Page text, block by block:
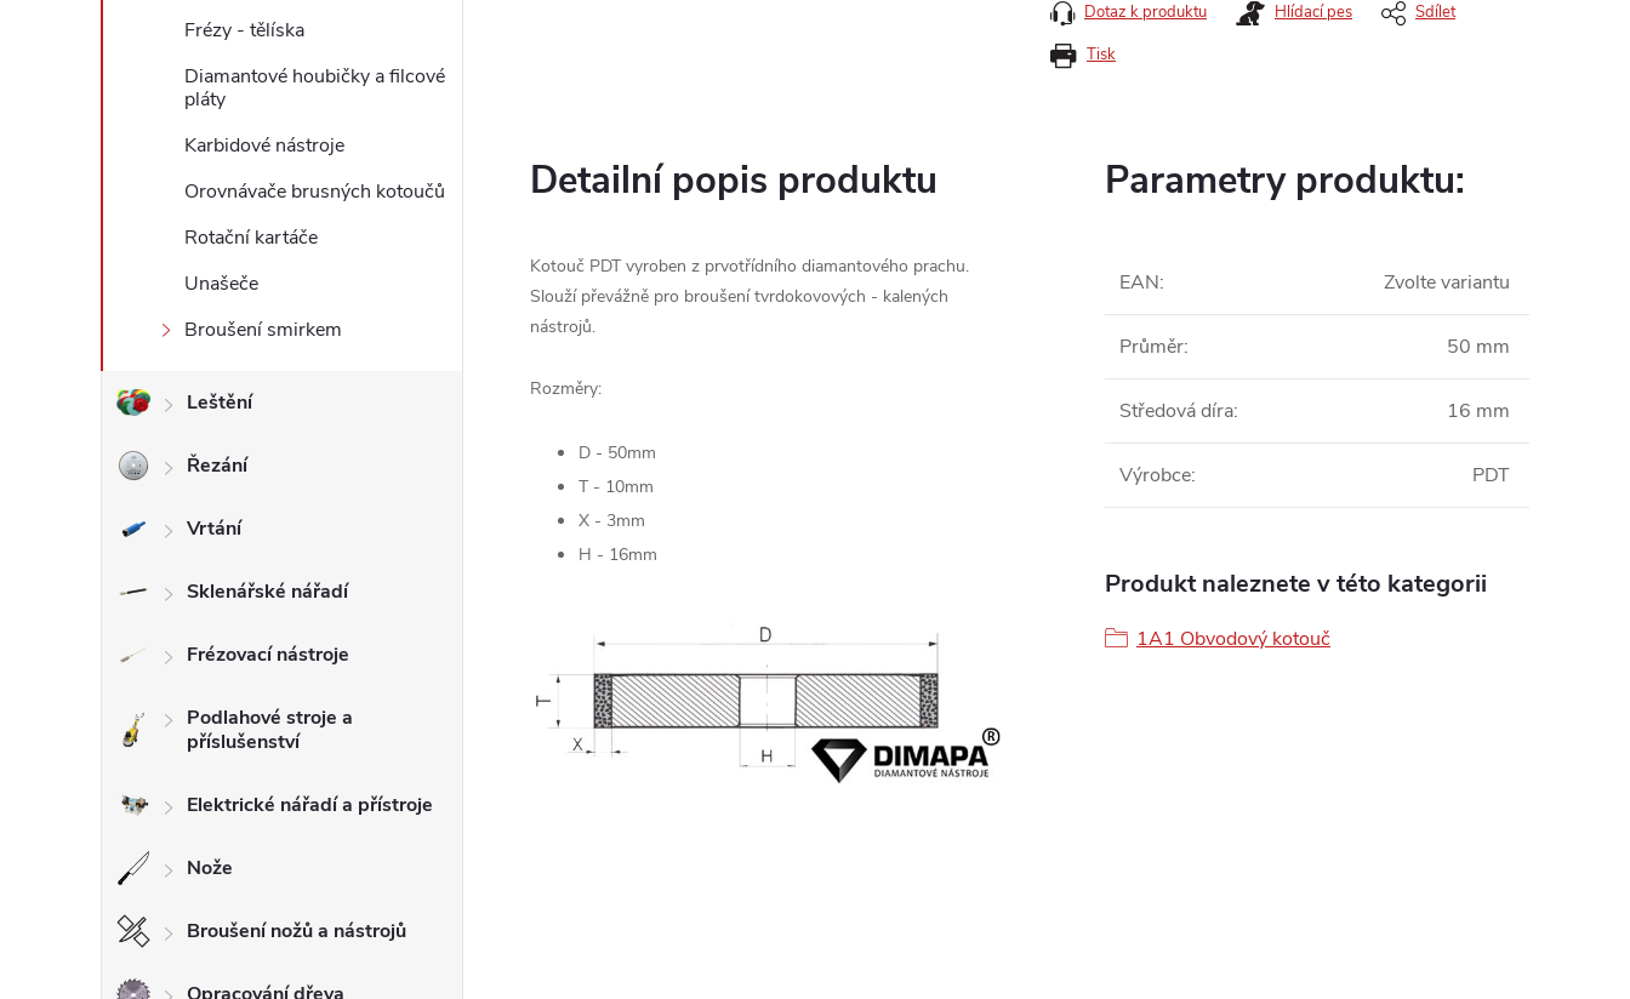
Frézy - tělíska
Diamantové houbičky a filcové
pláty
Karbidové nástroje
Orovnávače brusných kotoučů
Rotační kartáče
Unašeče
Broušení smirkem
Leštění
Řezání
Vrtání
Sklenářské nářadí
Frézovací nástroje
Podlahové stroje a
příslušenství
Elektrické nářadí a přístroje
Nože
Broušení nožů a nástrojů
Tisk
Dotaz k produktu Hlídací pes Sdílet
Detailní popis produktu
Kotouč PDT vyroben z prvotřídního diamantového prachu.
Slouží převážně pro broušení tvrdokovových - kalených
nástrojů.
Rozměry:
D - 50mm
T - 10mm
X - 3mm
H - 16mm
Parametry produktu:
EAN: Zvolte variantu
Průměr: 50 mm
Středová díra: 16 mm
Výrobce: PDT
Produkt naleznete v této kategorii
1A1 Obvodový kotouč